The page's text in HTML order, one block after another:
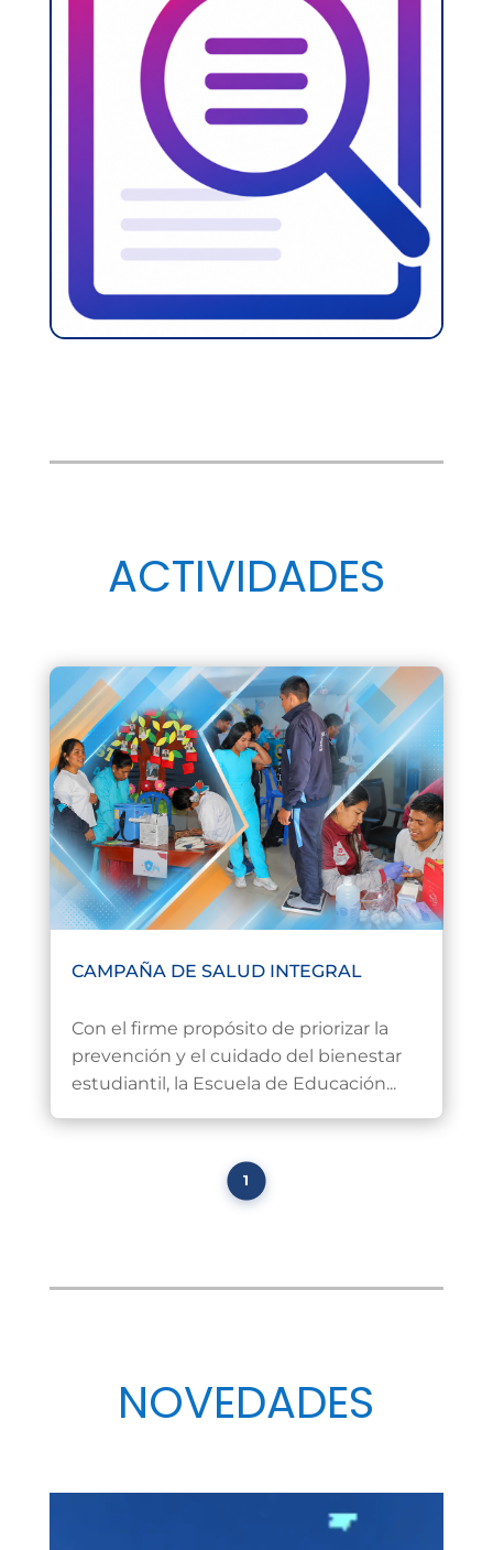
ACTIVIDADES
CAMPAÑA DE SALUD INTEGRAL
Con el firme propósito de priorizar la
prevención y el cuidado del bienestar
estudiantil, la Escuela de Educación...
1
NOVEDADES